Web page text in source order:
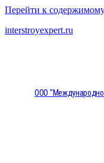
Перейти к
interstroyexpert.ru
ООО